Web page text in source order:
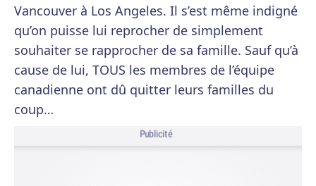
Vancouver à Los Angeles. Il s’est même indigné
qu’on puisse lui reprocher de simplement
souhaiter se rapprocher de sa famille. Sauf qu’à
cause de lui, TOUS les membres de l’équipe
canadienne ont dû quitter leurs familles du
coup…
Publicité